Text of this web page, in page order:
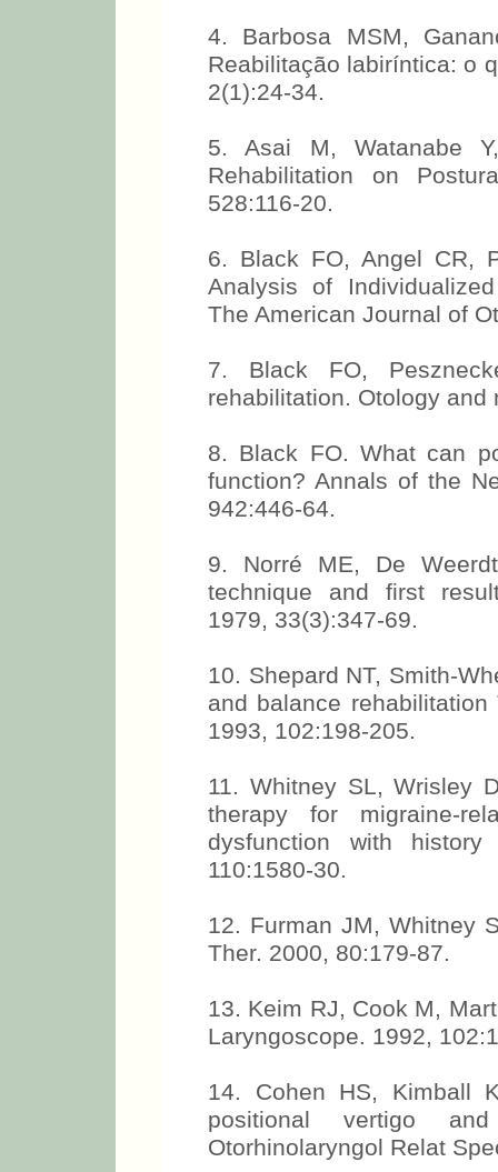
4. Barbosa MSM,
Reabilitação labiríntica: o
2(1):24-34.
5. Asai M, Watanabe
Rehabilitation on
528:116-20.
6. Black FO, Angel CR,
Analysis of
The American Journal of
7. Black FO,
rehabilitation. Otology and
8. Black FO. What can
function? Annals of the
942:446-64.
9. Norré ME, De
technique and first
1979, 33(3):347-69.
10. Shepard NT, Smith-
and balance
1993, 102:198-205.
11. Whitney SL, Wrisley
therapy for migraine-
dysfunction with
110:1580-30.
12. Furman JM, Whitney
Ther. 2000, 80:179-87.
13. Keim RJ, Cook M,
Laryngoscope. 1992,
14. Cohen HS, Kimball
positional vertigo
Otorhinolaryngol Relat